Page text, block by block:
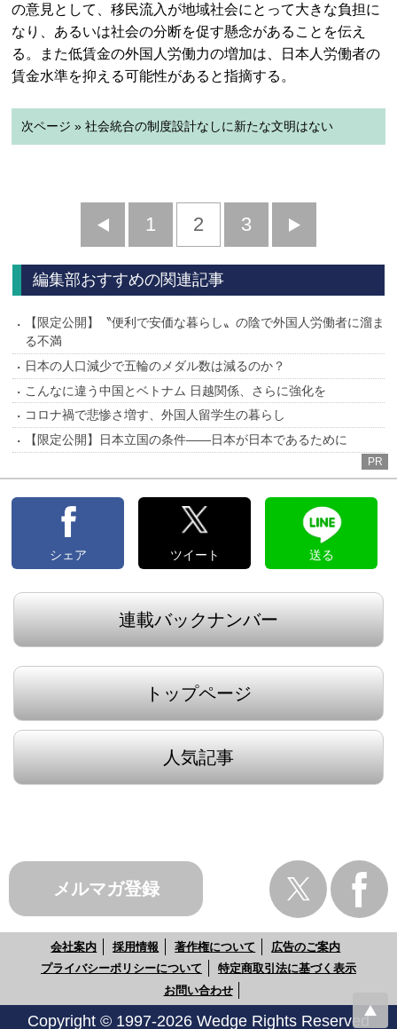
の意見として、移民流入が地域社会にとって大きな負担に
なり、あるいは社会の分断を促す懸念があることを伝え
る。また低賃金の外国人労働力の増加は、日本人労働者の
賃金水準を抑える可能性があると指摘する。
次ページ » 社会統合の制度設計なしに新たな文明はない
前
へ
1 2 3
へ
編集部おすすめの関連記事
【限定公開】〝便利で安価な暮らし〟の陰で外国人労働者に溜ま
る不満
日本の人口減少で五輪のメダル数は減るのか？
こんなに違う中国とベトナム 日越関係、さらに強化を
コロナ禍で悲惨さ増す、外国人留学生の暮らし
【限定公開】日本立国の条件――日本が日本であるために
PR
シェア ツイート 送る
連載バックナンバー
トップページ
人気記事
メルマガ登録
会社案内 採用情報 著作権について
広告のご案内
プライバシーポリシーについて
特定商取引法に基づく表示
お問い合わせ
Copyright © 1997-2026 Wedge Rights Reserved